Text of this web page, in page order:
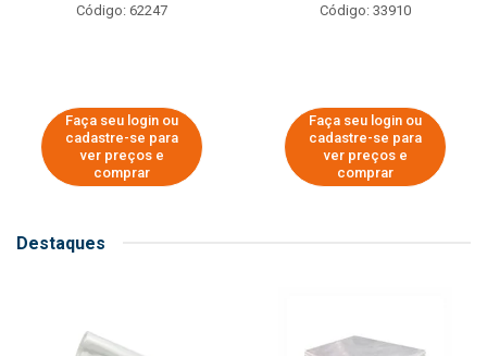
Código: 62247
Faça seu login ou
cadastre-se para
ver preços e
comprar
Código: 33910
Faça seu login ou
cadastre-se para
ver preços e
comprar
Destaques